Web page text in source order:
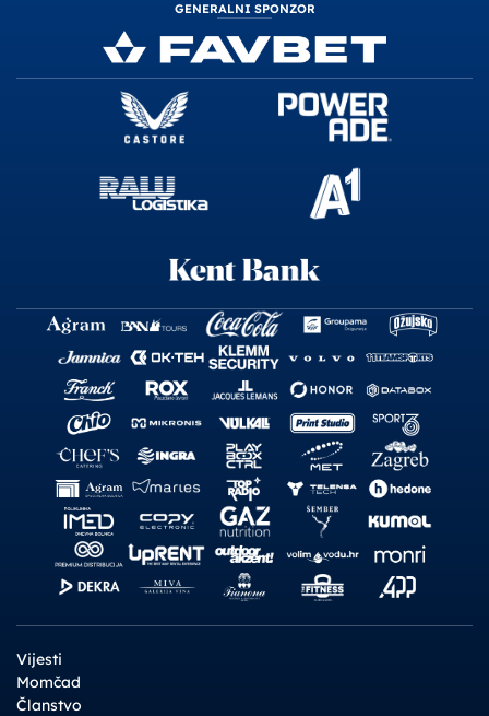
GENERALNI SPONZOR
Vijesti
Momčad
Članstvo